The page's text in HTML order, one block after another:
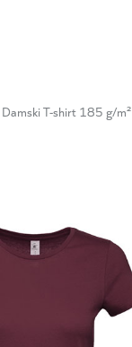
Damski T-shirt 185 g/m²